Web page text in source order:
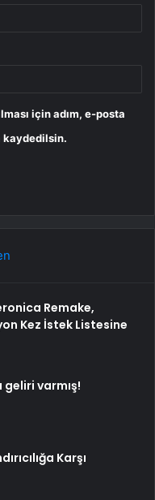
için adım, e-posta
kaydedilsin.
Remake,
Kez İstek Listesine
varmış!
Karşı